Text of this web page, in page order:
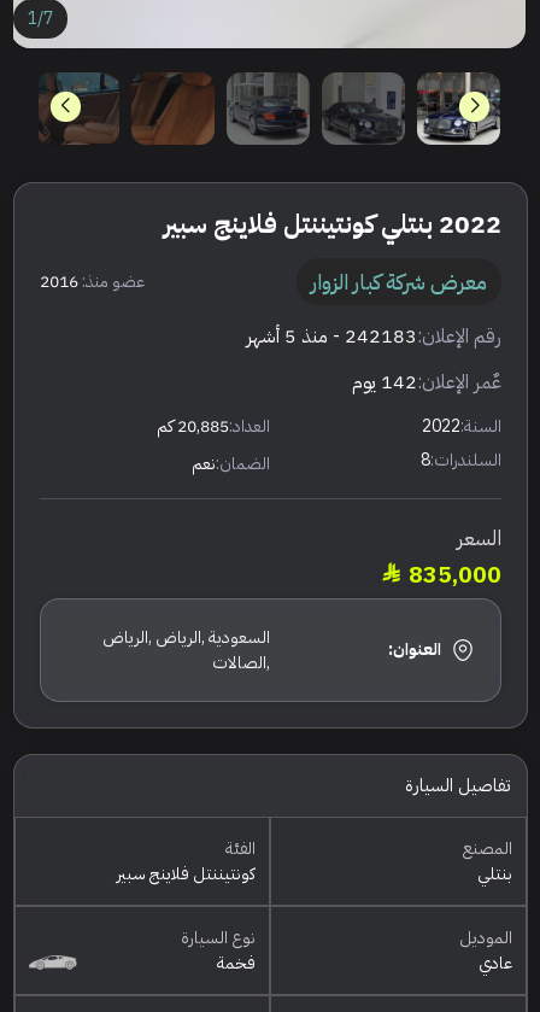
1/7
2022 بنتلي كونتيننتل فلاينج سبير
معرض شركة كبار الزوار عضو منذ:2016
رقم الإعلان:242183 - منذ 5 أشهر
عٌمر الإعلان:142 يوم
السنة:2022 العداد:20,885 كم
السلندرات:8 الضمان:نعم
السعر
835,000
العنوان:
السعودية ,الرياض ,الرياض
,الصالات
تفاصيل السيارة
المصنع
بنتلي
الفئة
كونتيننتل فلاينج سبير
الموديل
عادي
نوع السيارة
فخمة